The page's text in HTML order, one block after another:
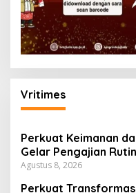
Vritimes
Perkuat Keimanan
Gelar Pengajian
Agustus 8, 2026
Perkuat